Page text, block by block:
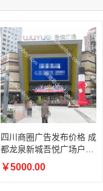
四川商圈广告发布价格 成
都龙泉新城吾悦广场户外
大屏广告招商
￥5000.00